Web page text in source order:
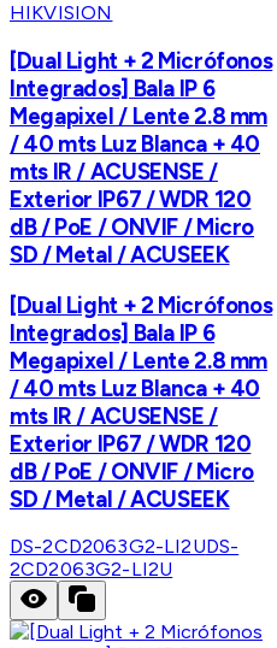
HIKVISION
[Dual Light + 2 Micrófonos
Integrados] Bala IP 6
Megapixel / Lente 2.8 mm
/ 40 mts Luz Blanca + 40
mts IR / ACUSENSE /
Exterior IP67 / WDR 120
dB / PoE / ONVIF / Micro
SD / Metal / ACUSEEK
[Dual Light + 2 Micrófonos
Integrados] Bala IP 6
Megapixel / Lente 2.8 mm
/ 40 mts Luz Blanca + 40
mts IR / ACUSENSE /
Exterior IP67 / WDR 120
dB / PoE / ONVIF / Micro
SD / Metal / ACUSEEK
DS-2CD2063G2-LI2UDS-
2CD2063G2-LI2U